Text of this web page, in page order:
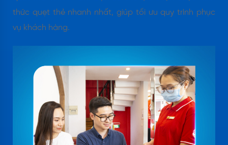
thức quẹt thẻ nhanh nhất, giúp tối ưu quy trình phục
vụ khách hàng.